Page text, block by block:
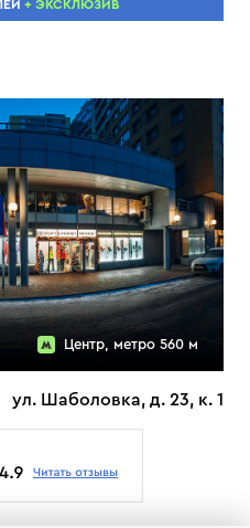
+ ЭКСКЛЮЗИВ
Центр, метро 560 м
ул. Шаболовка, д. 23, к. 1